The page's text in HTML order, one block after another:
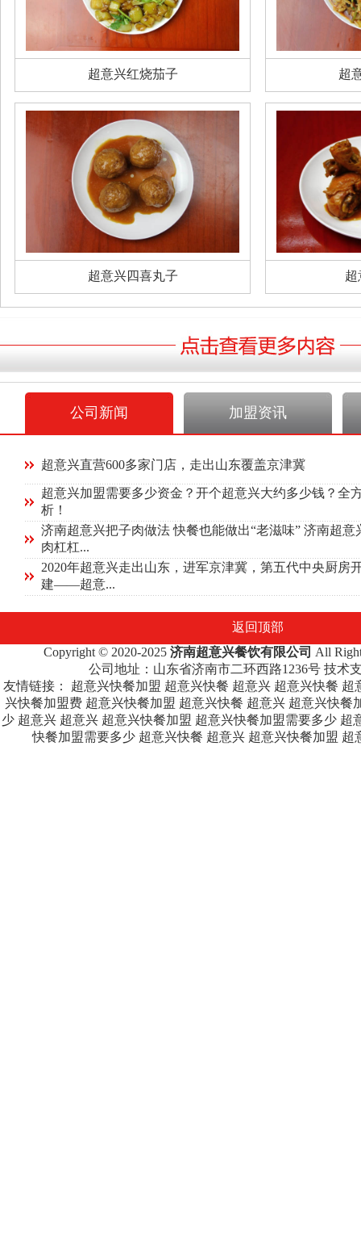
超意兴红烧茄子 超
超意兴四喜丸子 超
公司新闻 加盟资讯
超意兴直营600多家门店，走出山东覆盖京津冀
超意兴加盟需要多少资金？开个超意兴大约多少钱？全
析！
济南超意兴把子肉做法 快餐也能做出“老滋味” 济南超意
肉杠杠...
2020年超意兴走出山东，进军京津冀，第五代中央厨房
建——超意...
返回顶部
Copyright © 2020-2025 济南超意兴餐饮有限公司 All
公司地址：山东省济南市二环西路1236号 技术
友情链接： 超意兴快餐加盟 超意兴快餐 超意兴 超意兴快餐 超
兴快餐加盟费 超意兴快餐加盟 超意兴快餐 超意兴 超意兴快餐
少 超意兴 超意兴 超意兴快餐加盟 超意兴快餐加盟需要多少 超
快餐加盟需要多少 超意兴快餐 超意兴 超意兴快餐加盟 超